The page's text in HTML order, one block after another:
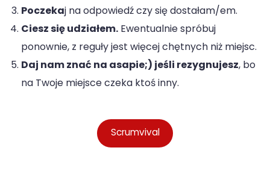
Poczekaj na odpowiedź czy się dostałam/em.
Ciesz się udziałem. Ewentualnie spróbuj
ponownie, z reguły jest więcej chętnych niż miejsc.
Daj nam znać na asapie;) jeśli rezygnujesz, bo
na Twoje miejsce czeka ktoś inny.
Scrumvival